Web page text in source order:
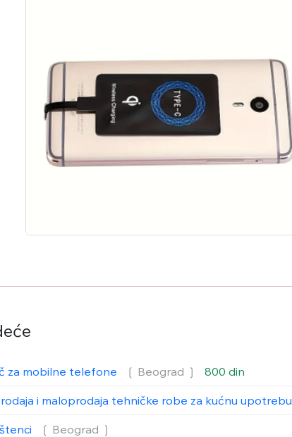
za mobilne telefone ❲ Beograd ❳ 800 din
i maloprodaja tehničke robe za kućnu upotrebu
❲ Beograd ❳